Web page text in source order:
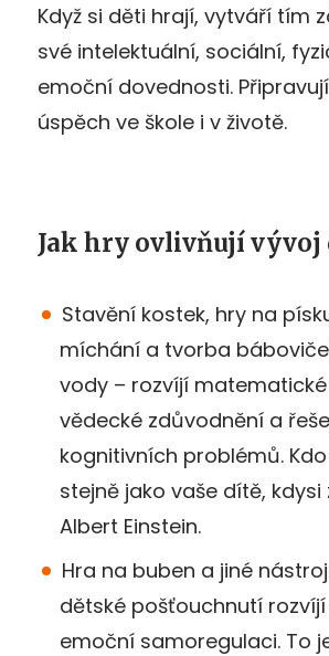
Když si děti hrají, vytváří tím
své intelektuální, sociální,
emoční dovednosti.
úspěch ve škole i v životě.
Jak hry ovlivňují vývoj
Stavění kostek, hry na
míchání a tvorba
vody – rozvíjí matematické
vědecké zdůvodnění a
kognitivních problémů.
stejně jako vaše dítě, kdysi
Albert Einstein.
Hra na buben a jiné
dětské pošťouchnutí
emoční samoregulaci. To